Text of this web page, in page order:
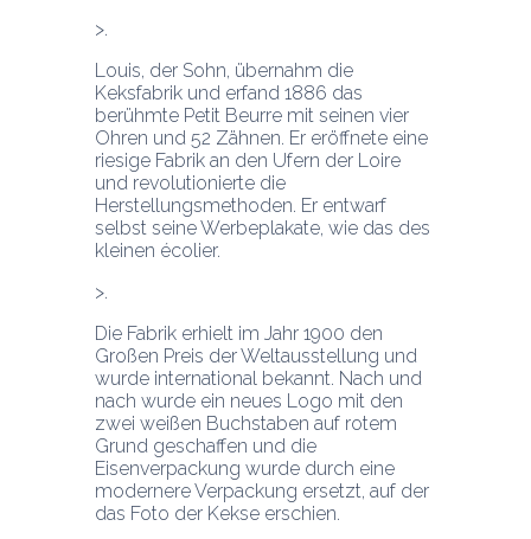
Louis, der Sohn, übernahm die
Keksfabrik und erfand 1886 das
berühmte Petit Beurre mit seinen vier
Ohren und 52 Zähnen. Er eröffnete eine
riesige Fabrik an den Ufern der Loire
und revolutionierte die
Herstellungsmethoden. Er entwarf
selbst seine Werbeplakate, wie das des
kleinen écolier.
Die Fabrik erhielt im Jahr 1900 den
Großen Preis der Weltausstellung und
wurde international bekannt. Nach und
nach wurde ein neues Logo mit den
zwei weißen Buchstaben auf rotem
Grund geschaffen und die
Eisenverpackung wurde durch eine
modernere Verpackung ersetzt, auf der
das Foto der Kekse erschien.